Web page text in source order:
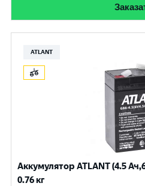
ATLANT
Аккумулятор ATLANT (4.5
0.76 кг